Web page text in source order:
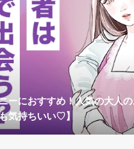
ーにおすすめ！人気の大人
気持ちいい♡】